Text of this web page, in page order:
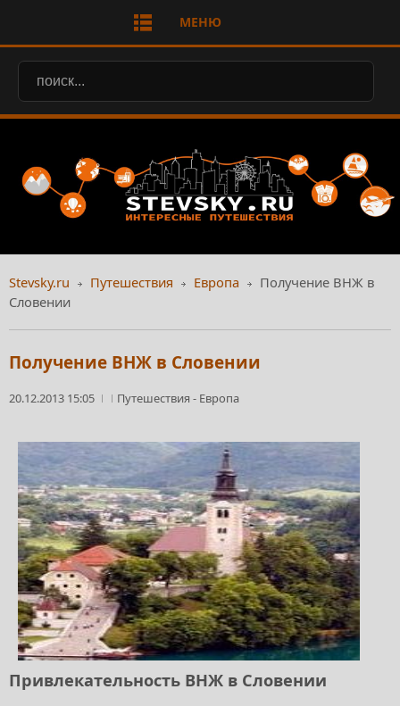
МЕНЮ
Stevsky.ru Путешествия Европа
Получение ВНЖ в
Словении
Получение ВНЖ в Словении
20.12.2013 15:05 Путешествия - Европа
Привлекательность ВНЖ в Словении